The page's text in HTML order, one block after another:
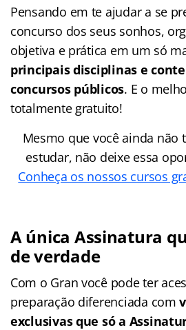
Pensando em te ajudar a se
concurso dos seus sonhos,
objetiva e prática em um só
principais disciplinas e
concursos públicos. E o
totalmente gratuito!
Mesmo que você ainda não
estudar, não deixe essa
Conheça os nossos cursos
A única Assinatura
de verdade
Com o Gran você pode ter
preparação diferenciada com
exclusivas que só a